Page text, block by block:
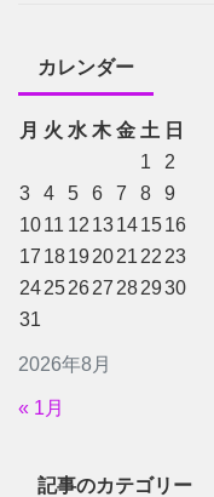
カレンダー
2026年8月
月 火 水 木 金 土 日
1
2
3
4 5 6 7 8
9
1011 12 13141516
17 18192021 22 23
24252627 282930
31
« 1月
記事のカテゴリー